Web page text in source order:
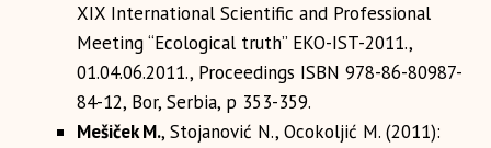
XIX International Scientific and Professional
Meeting “Ecological truth” EKO-IST-2011.,
01.04.06.2011., Proceedings ISBN 978-86-80987-
84-12, Bor, Serbia, p 353-359.
Mešiček M., Stojanović N., Ocokoljić M. (2011):